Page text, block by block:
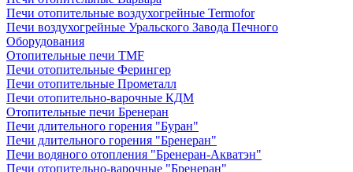
Печи отопительные воздухогрейные Termofor
Печи воздухогрейные Уральского Завода Печного
Оборудования
Отопительные печи TMF
Печи отопительные Ферингер
Печи отопительные Прометалл
Печи отопительно-варочные КДМ
Отопительные печи Бренеран
Печи длительного горения "Буран"
Печи длительного горения "Бренеран"
Печи водяного отопления "Бренеран-Акватэн"
Печи отопительно-варочные "Бренеран"